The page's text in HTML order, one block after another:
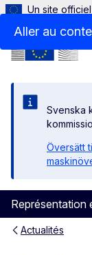
Aller au
Un site officiel
Svenska
Översätt
Représentation
Menu
Actualités